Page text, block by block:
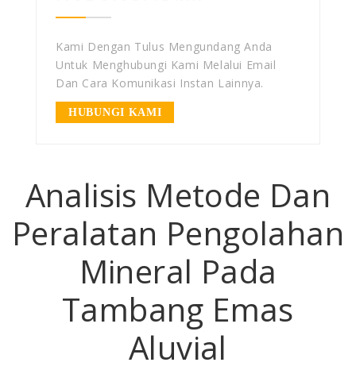
Kami Dengan Tulus Mengundang Anda
Untuk Menghubungi Kami Melalui Email
Dan Cara Komunikasi Instan Lainnya.
HUBUNGI KAMI
Analisis Metode Dan
Peralatan Pengolahan
Mineral Pada
Tambang Emas
Aluvial